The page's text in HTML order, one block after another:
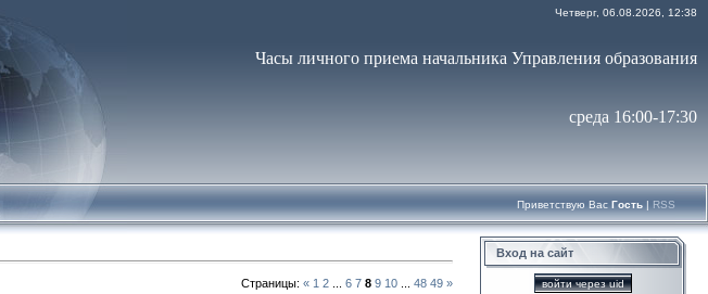
Четверг, 06.08.2026, 12:38
Часы личного приема начальника Управления образования
среда 16:00-17:30
Приветствую Вас Гость | RSS
Страницы: « 1 2 6 7 8 9 10 48 49 »
Вход на сайт
войти через uid